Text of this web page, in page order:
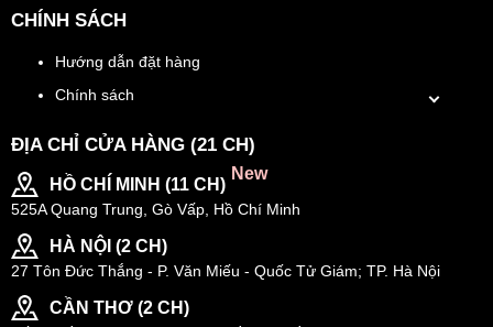
CHÍNH SÁCH
Hướng dẫn đặt hàng
Chính sách
ĐỊA CHỈ CỬA HÀNG (21 CH)
HỒ CHÍ MINH (11 CH)
New
525A Quang Trung, Gò Vấp, Hồ Chí Minh
HÀ NỘI (2 CH)
27 Tôn Đức Thắng - P. Văn Miếu - Quốc Tử Giám; TP. Hà Nội
CẦN THƠ (2 CH)